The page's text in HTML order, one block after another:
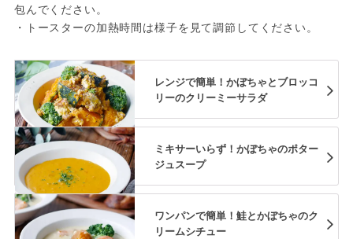
包んでください。
・トースターの加熱時間は様子を見て調節してください。
レンジで簡単！かぼちゃとブロッコ
リーのクリーミーサラダ
ミキサーいらず！かぼちゃのポター
ジュスープ
ワンパンで簡単！鮭とかぼちゃのク
リームシチュー